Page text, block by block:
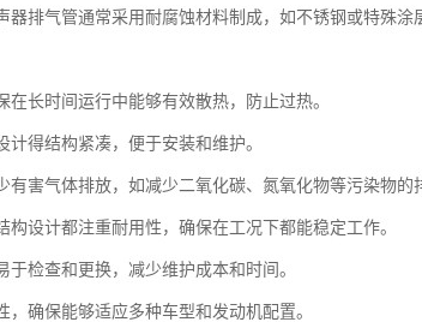
排气管通常采用耐腐蚀材料制成，如不锈钢或特殊涂
长时间运行中能够有效散热，防止过热。
得结构紧凑，便于安装和维护。
害气体排放，如减少二氧化碳、氮氧化物等污染物的
设计都注重耐用性，确保在工况下都能稳定工作。
检查和更换，减少维护成本和时间。
确保能够适应多种车型和发动机配置。